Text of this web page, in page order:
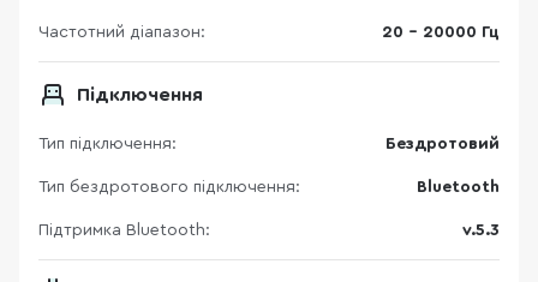
Частотний діапазон: 20 - 20000 Гц
Підключення
Тип підключення: Бездротовий
Тип бездротового підключення: Bluetooth
Підтримка Bluetooth: v.5.3